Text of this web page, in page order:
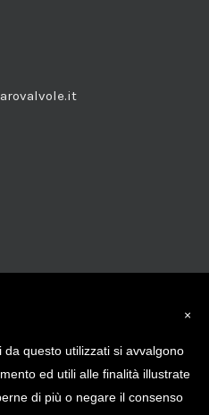
×
questo utilizzati si avvalgono
ed utili alle finalità illustrate
di più o negare il consenso